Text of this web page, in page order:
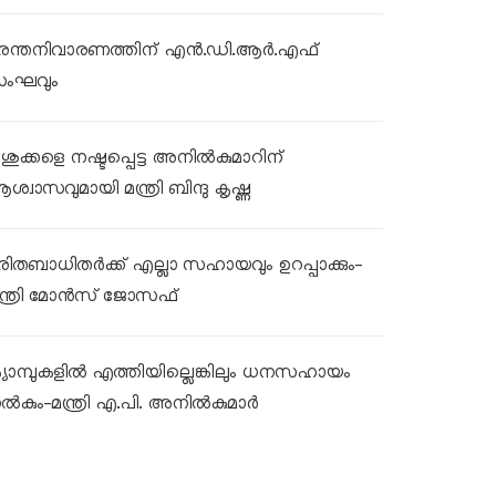
എൻ.ഡി.ആർ.എഫ്
നഷ്ടപ്പെട്ട അനിൽകുമാറിന്
മന്ത്രി ബിന്ദു കൃഷ്ണ
എല്ലാ സഹായവും ഉറപ്പാക്കും-
മോൻസ് ജോസഫ്
എത്തിയില്ലെങ്കിലും ധനസഹായം
മന്ത്രി എ.പി. അനിൽകുമാർ